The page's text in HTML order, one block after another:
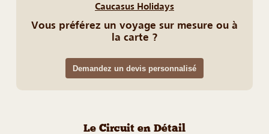
Caucasus Holidays
Vous préférez un voyage sur mesure ou à
la carte ?
Demandez un devis personnalisé
Le Circuit en Détail